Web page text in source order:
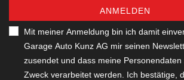
ANMELDEN
Mit meiner Anmeldung bin ich damit
Garage Auto Kunz AG mir seinen
zusendet und dass meine Personendaten
Zweck verarbeitet werden. Ich bestätige,